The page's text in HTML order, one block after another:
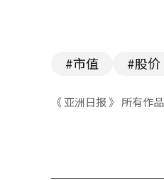
#市值 #股价
《 亚洲日报 》 所有作